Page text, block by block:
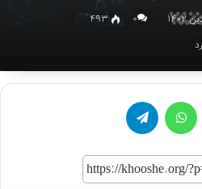
۰
493
واتس آپ تلگرام